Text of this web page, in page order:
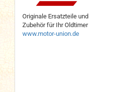
Originale Ersatzteile und
Zubehör für Ihr Oldtimer
www.motor-union.de